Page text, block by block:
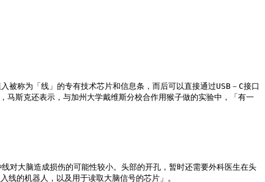
称为「线」的专有技术芯片和信息条，而后可以直接通过USB－C接口
斯克还表示，与加州大学戴维斯分校合作用猴子做的实验中，「有一
大脑造成损伤的可能性较小。头部的开孔，暂时还需要外科医生在头
的机器人，以及用于读取大脑信号的芯片」。